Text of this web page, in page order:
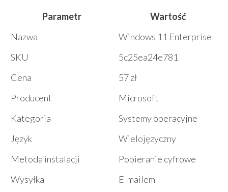
Parametr
Wartość
Nazwa
Windows 11 Enterprise
SKU
5c25ea24e781
Cena
57 zł
Producent
Microsoft
Kategoria
Systemy operacyjne
Język
Wielojęzyczny
Metoda instalacji
Pobieranie cyfrowe
Wysyłka
E-mailem